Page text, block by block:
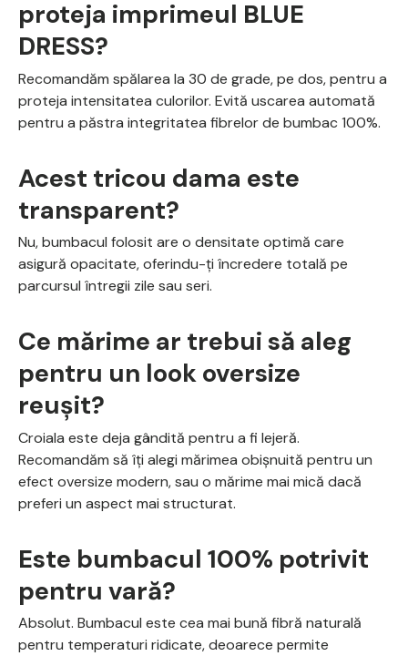
proteja imprimeul BLUE
DRESS?
Recomandăm spălarea la 30 de grade, pe dos, pentru a
proteja intensitatea culorilor. Evită uscarea automată
pentru a păstra integritatea fibrelor de bumbac 100%.
Acest tricou dama este
transparent?
Nu, bumbacul folosit are o densitate optimă care
asigură opacitate, oferindu-ți încredere totală pe
parcursul întregii zile sau seri.
Ce mărime ar trebui să aleg
pentru un look oversize
reușit?
Croiala este deja gândită pentru a fi lejeră.
Recomandăm să îți alegi mărimea obișnuită pentru un
efect oversize modern, sau o mărime mai mică dacă
preferi un aspect mai structurat.
Este bumbacul 100% potrivit
pentru vară?
Absolut. Bumbacul este cea mai bună fibră naturală
pentru temperaturi ridicate, deoarece permite